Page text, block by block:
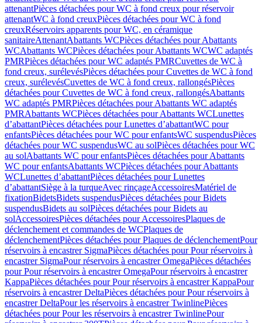
attenantPièces détachées pour WC à fond creux pour réservoir
attenantWC à fond creuxPièces détachées pour WC à fond
creuxRéservoirs apparents pour WC, en céramique
sanitaireAttenantAbattants WCPièces détachées pour Abattants
WCAbattants WCPièces détachées pour Abattants WCWC adaptés
PMRPièces détachées pour WC adaptés PMRCuvettes de WC à
fond creux, surélevésPièces détachées pour Cuvettes de WC à fond
creux, surélevésCuvettes de WC à fond creux, rallongésPièces
détachées pour Cuvettes de WC à fond creux, rallongésAbattants
WC adaptés PMRPièces détachées pour Abattants WC adaptés
PMRAbattants WCPièces détachées pour Abattants WCLunettes
d’abattantPièces détachées pour Lunettes d’abattantWC pour
enfantsPièces détachées pour WC pour enfantsWC suspendusPièces
détachées pour WC suspendusWC au solPièces détachées pour WC
au solAbattants WC pour enfantsPièces détachées pour Abattants
WC pour enfantsAbattants WCPièces détachées pour Abattants
WCLunettes d’abattantPièces détachées pour Lunettes
d’abattantSiège à la turqueAvec rinçageAccessoiresMatériel de
fixationBidetsBidets suspendusPièces détachées pour Bidets
suspendusBidets au solPièces détachées pour Bidets au
solAccessoiresPièces détachées pour AccessoiresPlaques de
déclenchement et commandes de WCPlaques de
déclenchementPièces détachées pour Plaques de déclenchementPour
réservoirs à encastrer SigmaPièces détachées pour Pour réservoirs à
encastrer SigmaPour réservoirs à encastrer OmegaPièces détachées
pour Pour réservoirs à encastrer OmegaPour réservoirs à encastrer
KappaPièces détachées pour Pour réservoirs à encastrer KappaPour
réservoirs à encastrer DeltaPièces détachées pour Pour réservoirs à
encastrer DeltaPour les réservoirs à encastrer TwinlinePièces
détachées pour Pour les réservoirs à encastrer TwinlinePour